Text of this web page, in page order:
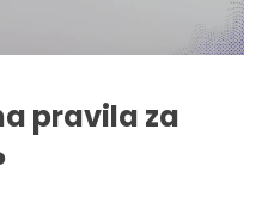
pravila za